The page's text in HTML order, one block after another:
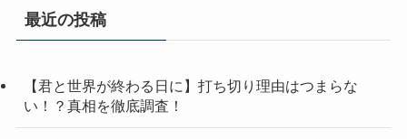
リ
最近の投稿
【君と世界が終わる日に】打ち切り理由はつまらな
い！？真相を徹底調査！